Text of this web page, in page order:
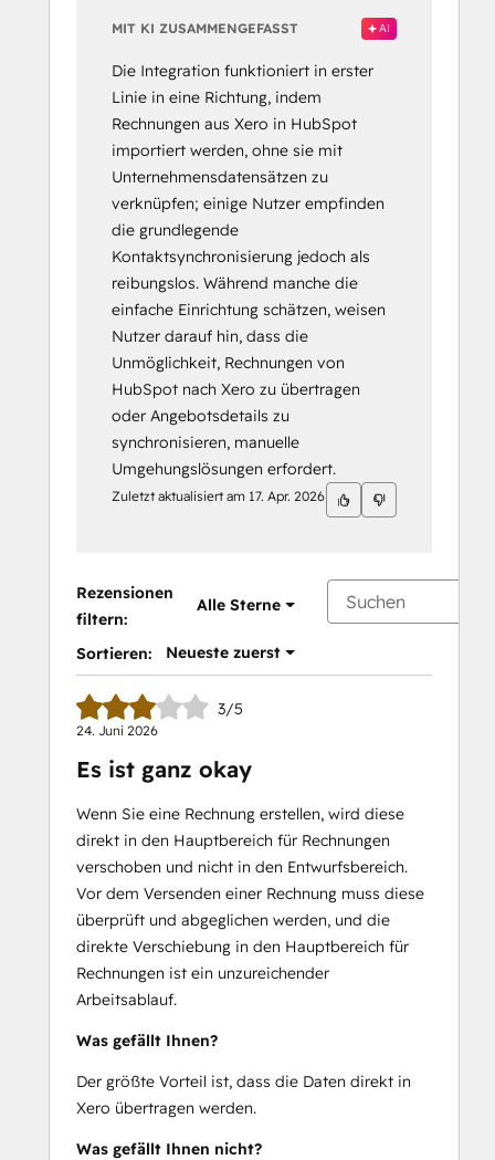
MIT KI ZUSAMMENGEFASST AI
Die Integration funktioniert in erster
Linie in eine Richtung, indem
Rechnungen aus Xero in HubSpot
importiert werden, ohne sie mit
Unternehmensdatensätzen zu
verknüpfen; einige Nutzer empfinden
die grundlegende
Kontaktsynchronisierung jedoch als
reibungslos. Während manche die
einfache Einrichtung schätzen, weisen
Nutzer darauf hin, dass die
Unmöglichkeit, Rechnungen von
HubSpot nach Xero zu übertragen
oder Angebotsdetails zu
synchronisieren, manuelle
Umgehungslösungen erfordert.
Zuletzt aktualisiert am 17. Apr. 2026
Rezensionen
filtern:
Alle Sterne
Sortieren: Neueste zuerst
3/5
24. Juni 2026
Es ist ganz okay
Wenn Sie eine Rechnung erstellen, wird diese
direkt in den Hauptbereich für Rechnungen
verschoben und nicht in den Entwurfsbereich.
Vor dem Versenden einer Rechnung muss diese
überprüft und abgeglichen werden, und die
direkte Verschiebung in den Hauptbereich für
Rechnungen ist ein unzureichender
Arbeitsablauf.
Was gefällt Ihnen?
Der größte Vorteil ist, dass die Daten direkt in
Xero übertragen werden.
Was gefällt Ihnen nicht?